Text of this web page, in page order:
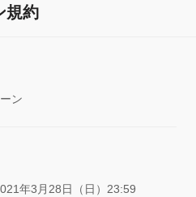
規約
ン
年3月28日（日）23:59